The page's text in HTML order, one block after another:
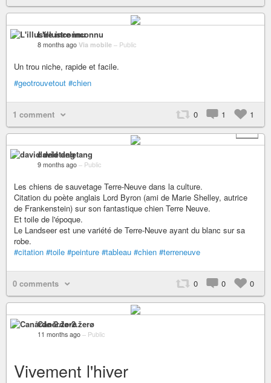
L'illustre inconnu
8 months ago Via mobile – Public
Un trou niche, rapide et facile.
#geotrouvetout #chien
1 comment 0 1
1
+ 1
david deletang
9 months ago – Public
Les chiens de sauvetage Terre-Neuve dans la culture.
Citation du poète anglais Lord Byron (ami de Marie Shelley, autrice
de Frankenstein) sur son fantastique chien Terre Neuve.
Et toile de l'époque.
Le Landseer est une variété de Terre-Neuve ayant du blanc sur sa
robe.
#citation #toile #peinture #tableau #chien #terreneuve
0 comments 0 0 0
Canårđø-2.žerø
11 months ago – Public
Vivement l'hiver